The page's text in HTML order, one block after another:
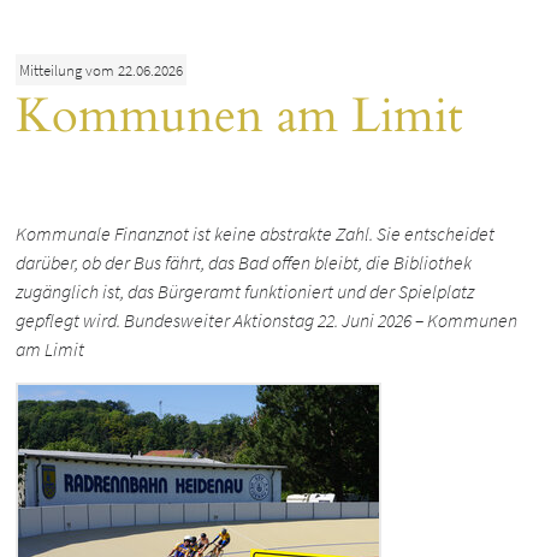
Mitteilung vom 22.06.2026
Kommunen am Limit
Kommunale Finanznot ist keine abstrakte Zahl. Sie entscheidet
darüber, ob der Bus fährt, das Bad offen bleibt, die Bibliothek
zugänglich ist, das Bürgeramt funktioniert und der Spielplatz
gepflegt wird. Bundesweiter Aktionstag 22. Juni 2026 – Kommunen
am Limit